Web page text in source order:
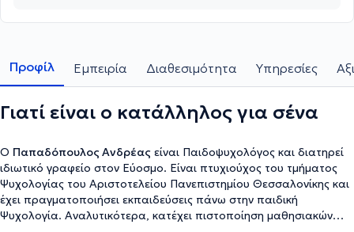
Προφίλ Εμπειρία Διαθεσιμότητα Υπηρεσίες
Γιατί είναι ο κατάλληλος για σένα
Ο Παπαδόπουλος Ανδρέας είναι Παιδοψυχολόγος και διατηρεί
ιδιωτικό γραφείο στον Εύοσμο. Είναι πτυχιούχος του τμήματος
Ψυχολογίας του Αριστοτελείου Πανεπιστημίου Θεσσαλονίκης και
έχει πραγματοποιήσει εκπαιδεύσεις πάνω στην παιδική
Ψυχολογία. Αναλυτικότερα, κατέχει πιστοποίηση μαθησιακών